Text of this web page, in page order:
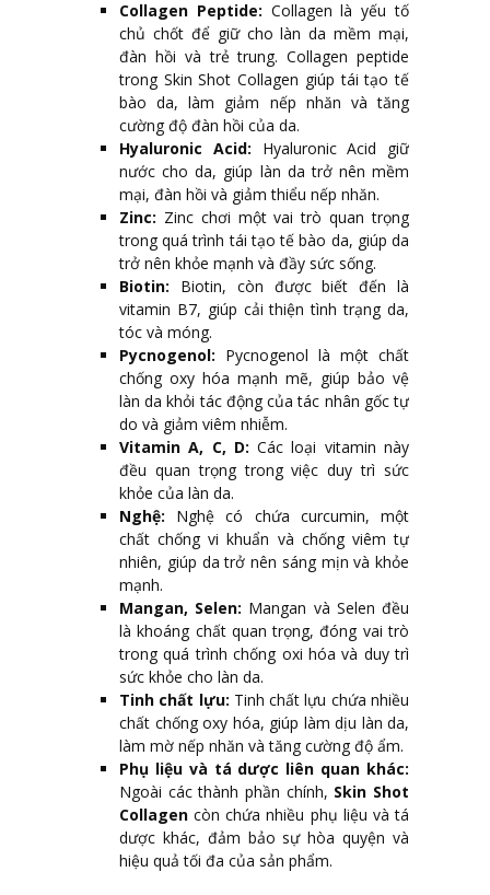
Collagen Peptide: Collagen là yếu tố
chủ chốt để giữ cho làn da mềm mại,
đàn hồi và trẻ trung. Collagen peptide
trong Skin Shot Collagen giúp tái tạo tế
bào da, làm giảm nếp nhăn và tăng
cường độ đàn hồi của da.
Hyaluronic Acid: Hyaluronic Acid giữ
nước cho da, giúp làn da trở nên mềm
mại, đàn hồi và giảm thiểu nếp nhăn.
Zinc: Zinc chơi một vai trò quan trọng
trong quá trình tái tạo tế bào da, giúp da
trở nên khỏe mạnh và đầy sức sống.
Biotin: Biotin, còn được biết đến là
vitamin B7, giúp cải thiện tình trạng da,
tóc và móng.
Pycnogenol: Pycnogenol là một chất
chống oxy hóa mạnh mẽ, giúp bảo vệ
làn da khỏi tác động của tác nhân gốc tự
do và giảm viêm nhiễm.
Vitamin A, C, D: Các loại vitamin này
đều quan trọng trong việc duy trì sức
khỏe của làn da.
Nghệ: Nghệ có chứa curcumin, một
chất chống vi khuẩn và chống viêm tự
nhiên, giúp da trở nên sáng mịn và khỏe
mạnh.
Mangan, Selen: Mangan và Selen đều
là khoáng chất quan trọng, đóng vai trò
trong quá trình chống oxi hóa và duy trì
sức khỏe cho làn da.
Tinh chất lựu: Tinh chất lựu chứa nhiều
chất chống oxy hóa, giúp làm dịu làn da,
làm mờ nếp nhăn và tăng cường độ ẩm.
Phụ liệu và tá dược liên quan khác:
Ngoài các thành phần chính, Skin Shot
Collagen còn chứa nhiều phụ liệu và tá
dược khác, đảm bảo sự hòa quyện và
hiệu quả tối đa của sản phẩm.